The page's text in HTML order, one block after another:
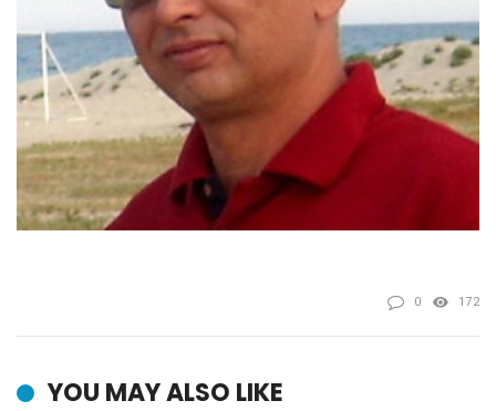
0 172
YOU MAY ALSO LIKE